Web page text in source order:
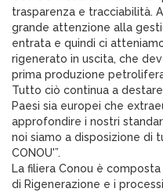
trasparenza e tracciabilità.
grande attenzione alla
entrata e quindi ci
rigenerato in uscita, che
prima produzione
Tutto ciò continua a
Paesi sia europei che
approfondire i nostri
noi siamo a disposizione di
CONOU'”.
La filiera Conou è
di Rigenerazione e i